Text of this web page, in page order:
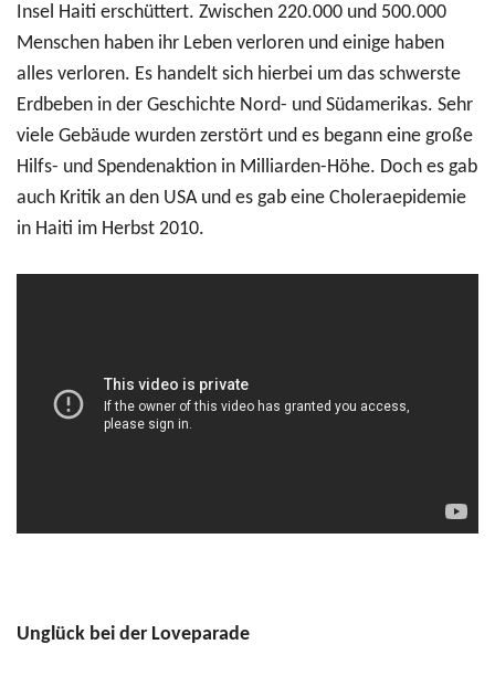
Insel Haiti erschüttert. Zwischen 220.000 und 500.000
Menschen haben ihr Leben verloren und einige haben
alles verloren. Es handelt sich hierbei um das schwerste
Erdbeben in der Geschichte Nord- und Südamerikas. Sehr
viele Gebäude wurden zerstört und es begann eine große
Hilfs- und Spendenaktion in Milliarden-Höhe. Doch es gab
auch Kritik an den USA und es gab eine Choleraepidemie
in Haiti im Herbst 2010.
Unglück bei der Loveparade